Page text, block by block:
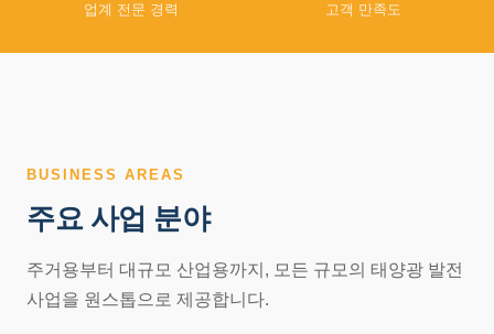
업계 전문 경력 고객 만족도
BUSINESS AREAS
주요 사업 분야
주거용부터 대규모 산업용까지, 모든 규모의 태양광 발전
사업을 원스톱으로 제공합니다.